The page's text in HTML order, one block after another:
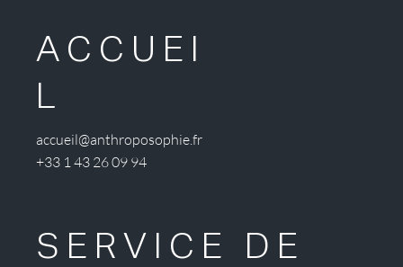
ACCUEI
L
accueil@anthroposophie.fr
+33 1 43 26 09 94
SERVICE DE